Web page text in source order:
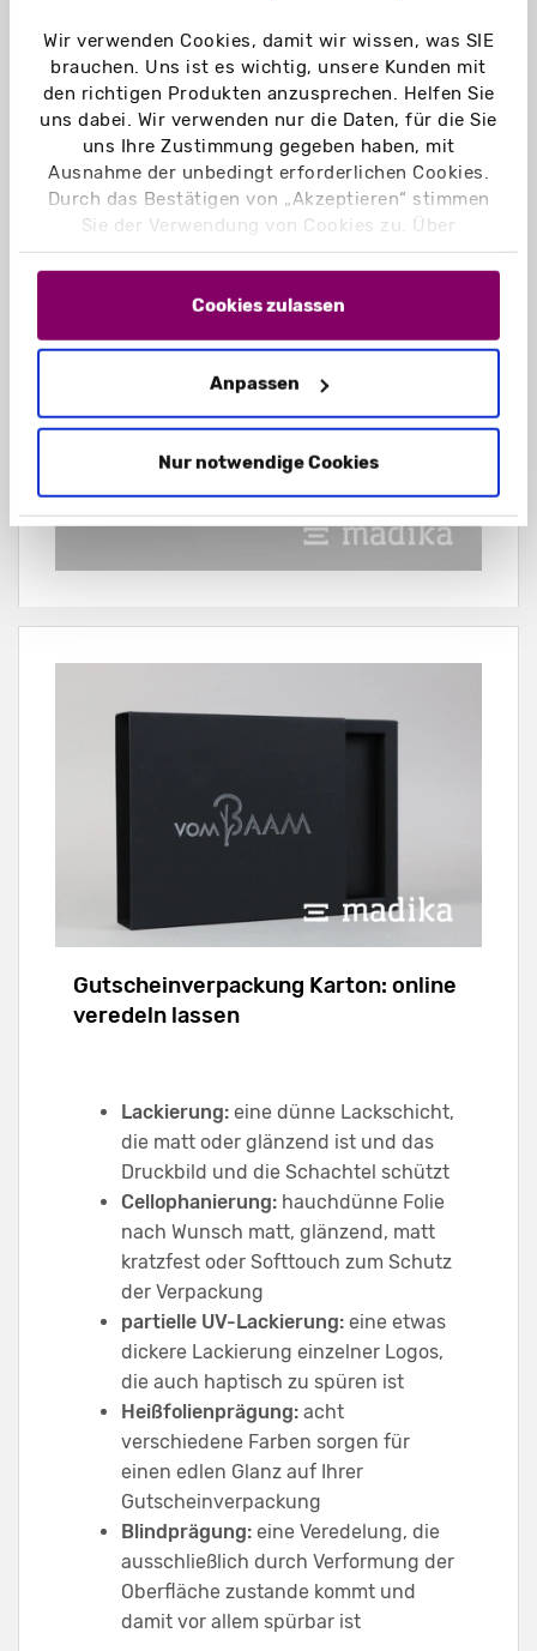
Wir verwenden Cookies, damit wir wissen, was SIE
brauchen. Uns ist es wichtig, unsere Kunden mit
den richtigen Produkten anzusprechen. Helfen Sie
uns dabei. Wir verwenden nur die Daten, für die Sie
uns Ihre Zustimmung gegeben haben, mit
Ausnahme der unbedingt erforderlichen Cookies.
Durch das Bestätigen von „Akzeptieren“ stimmen
Sie der Verwendung von Cookies zu. Über
„Einstellungen“ können Sie auswählen, welche
Cookies Sie zulassen. Hier finden Sie unser
und unsereDatenschutzerklärung
Cookies zulassen
Anpassen
Nur notwendige Cookies
Entscheiden Sie sich für
eineVeredelung. Sie können Ihrer
Schachtel
einenSchutzüberzugverpassen oder
partiellen Effekten
den Glamour-
Faktor erhöhen - perfekt für eine
Gutscheinverpackung.
Gutscheinverpackung Karton: online
veredeln lassen
Lackierung: eine dünne Lackschicht,
die matt oder glänzend ist und das
Druckbild und die Schachtel schützt
Cellophanierung: hauchdünne Folie
nach Wunsch matt, glänzend, matt
kratzfest oder Softtouch zum Schutz
der Verpackung
partielle UV-Lackierung: eine etwas
dickere Lackierung einzelner Logos,
die auch haptisch zu spüren ist
Heißfolienprägung: acht
verschiedene Farben sorgen für
einen edlen Glanz auf Ihrer
Gutscheinverpackung
Blindprägung: eine Veredelung, die
ausschließlich durch Verformung der
Oberfläche zustande kommt und
damit vor allem spürbar ist